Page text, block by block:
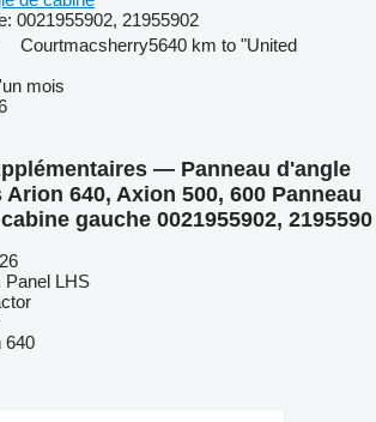
0021955902, 21955902
Courtmacsherry5640 km to "United
mois
— Panneau d'angle
640, Axion 500, 600 Panneau
gauche 0021955902, 2195590
Panel LHS
640